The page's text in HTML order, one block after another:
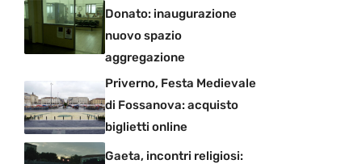
Donato: inaugurazione
nuovo spazio
aggregazione
Priverno, Festa Medievale
di Fossanova: acquisto
biglietti online
Gaeta, incontri religiosi: